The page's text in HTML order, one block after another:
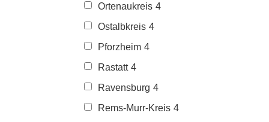
Ortenaukreis 4
Ostalbkreis 4
Pforzheim 4
Rastatt 4
Ravensburg 4
Rems-Murr-Kreis 4